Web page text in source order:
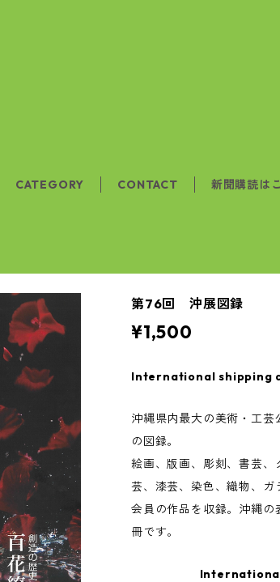
CATEGORY CONTACT
新聞購読は
第76回 沖展図録
¥1,500
International shipping
沖縄県内最大の美術・工
の図録。
絵画、版画、彫刻、書芸
芸、漆芸、染色、織物、
会員の作品を収録。沖縄の
冊です。